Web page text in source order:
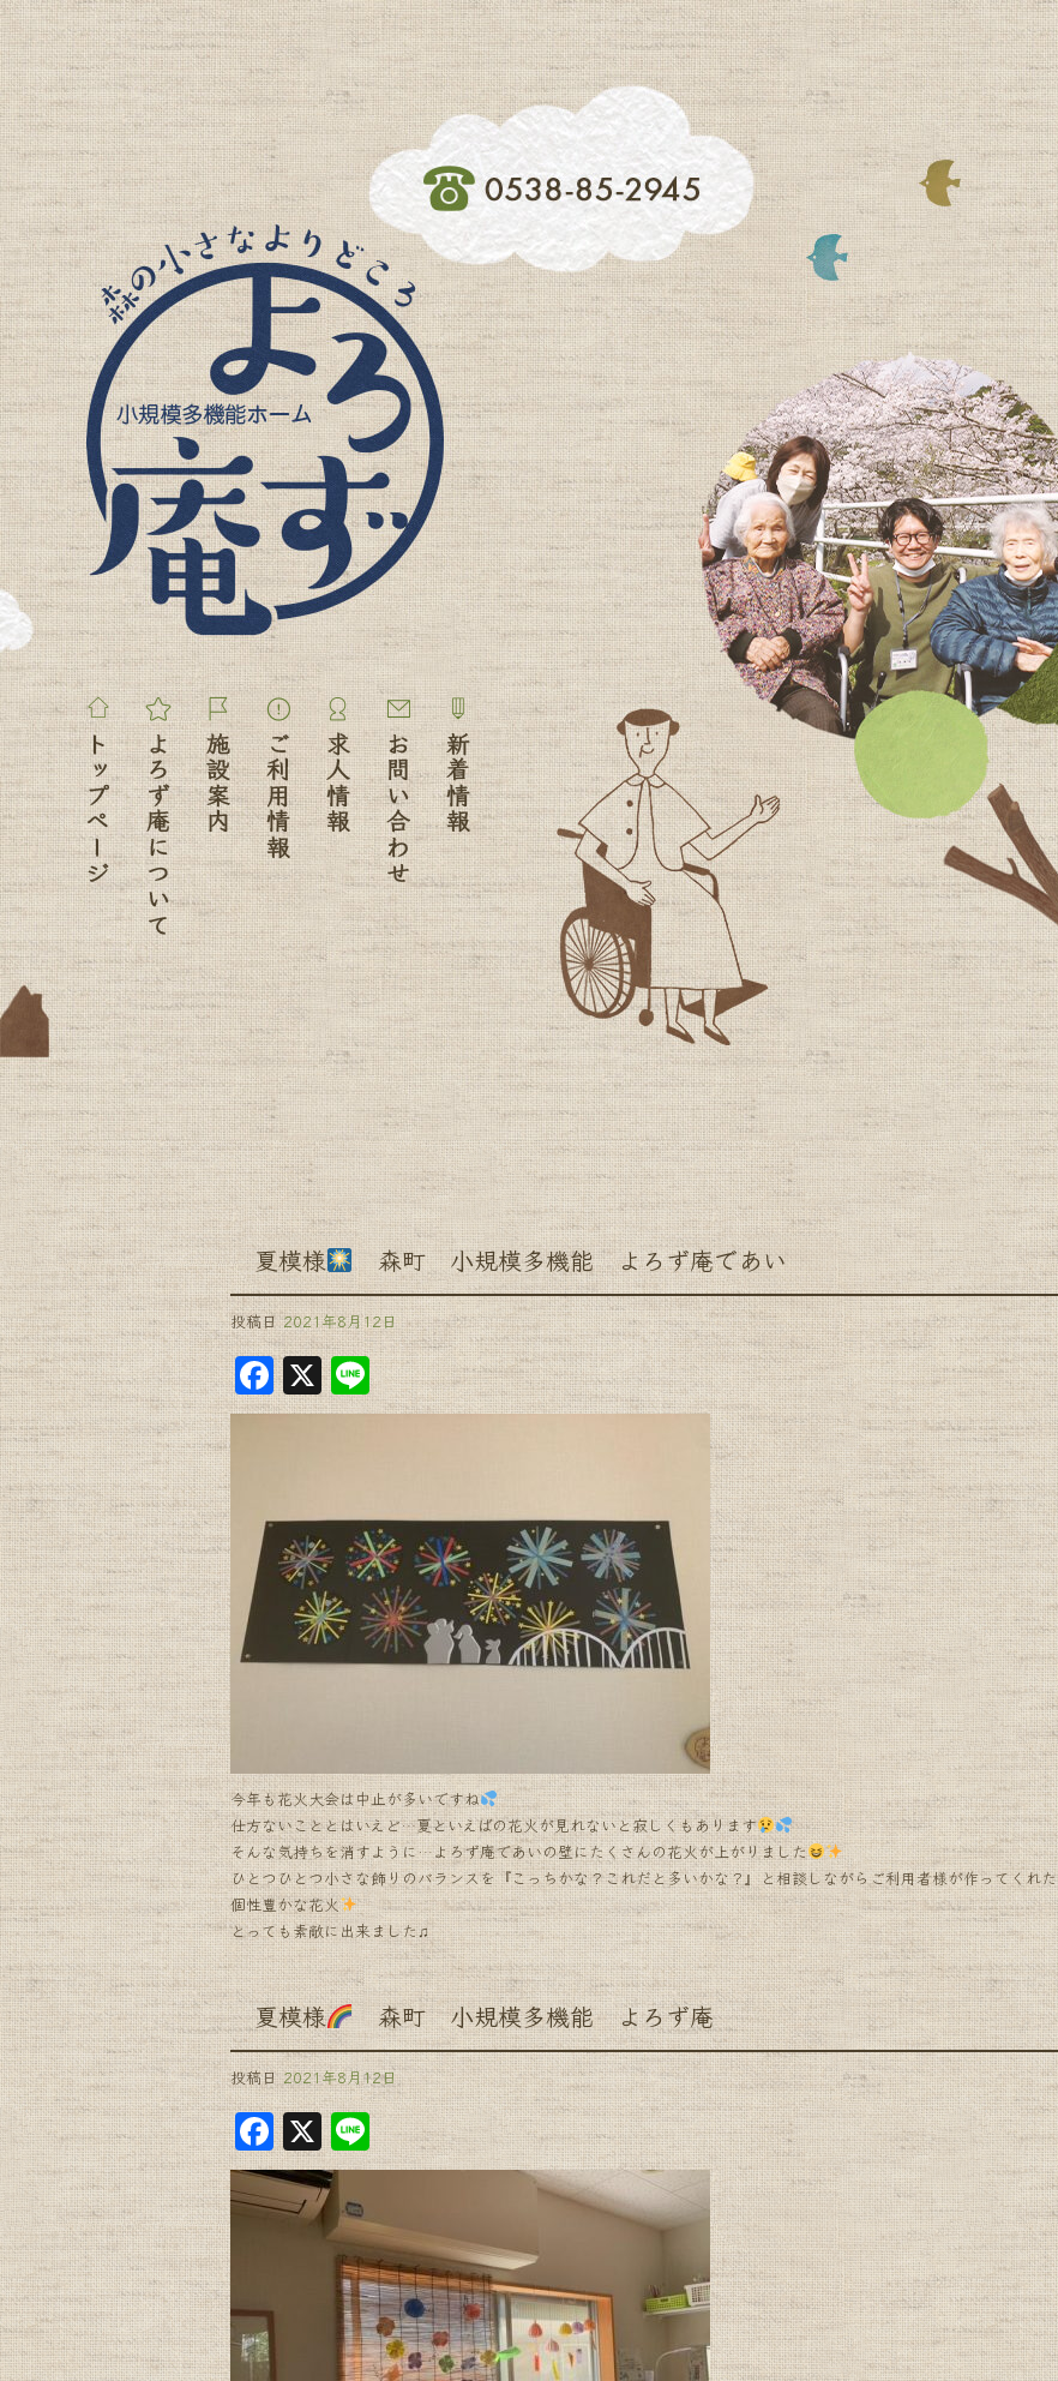
夏模様 森町 小規模多機能 よろず庵であい
投稿日 2021年8月12日
F
a
b
o
o
X Li
n
今年も花火大会は中止が多いですね
仕方ないこととはいえど…夏といえばの花火が見れないと寂しくもあります
そんな気持ちを消すように…よろず庵であいの壁にたくさんの花火が上がりました
ひとつひとつ小さな飾りのバランスを『こっちかな？これだと多いかな？』と相談しながらご利用者様が作ってくれた
個性豊かな花火
とっても素敵に出来ました♫
夏模様 森町 小規模多機能 よろず庵
投稿日 2021年8月12日
F
a
c
o
X Li
n
e